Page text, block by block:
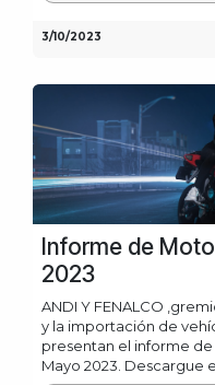
3/10/2023
Informe de
2023
ANDI Y FENALCO
y la importación de
presentan el informe
Mayo 2023. Descargue